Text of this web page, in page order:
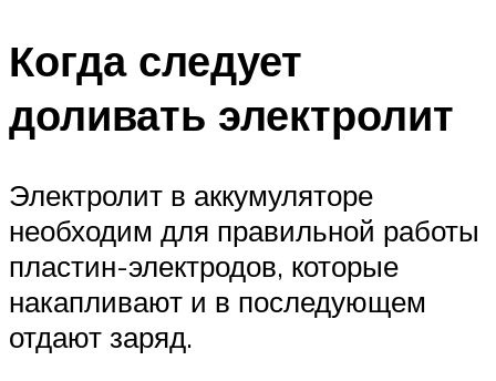
Когда следует
доливать электролит
Электролит в аккумуляторе
необходим для правильной работы
пластин-электродов, которые
накапливают и в последующем
отдают заряд.